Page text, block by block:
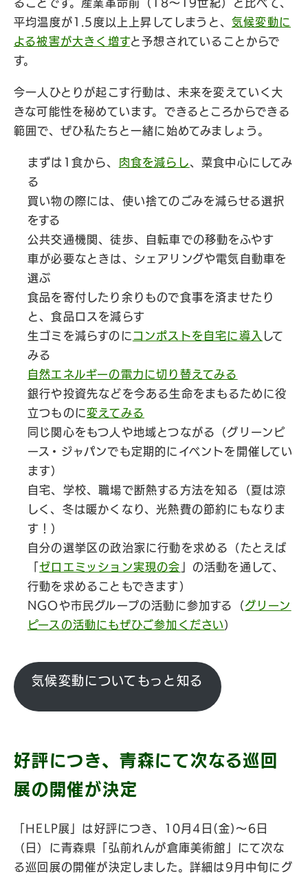
ることです。産業革命前（18〜19世紀）と比べて、
平均温度が1.5度以上上昇してしまうと、 気候変動に
よる被害が大きく増すと予想されていることからで
す。
今一人ひとりが起こす行動は、未来を変えていく大
きな可能性を秘めています。できるところからできる
範囲で、ぜひ私たちと一緒に始めてみましょう。
まずは1食から、 肉食を減らし、菜食中心にしてみ
る
買い物の際には、使い捨てのごみを減らせる選択
をする
公共交通機関、徒歩、自転車での移動をふやす
車が必要なときは、シェアリングや電気自動車を
選ぶ
食品を寄付したり余りもので食事を済ませたり
と、食品ロスを減らす
生ゴミを減らすのに コンポストを自宅に導入 して
みる
自然エネルギーの電力に切り替えてみる
銀行や投資先などを今ある生命をまもるために役
立つものに変えてみる
同じ関心をもつ人や地域とつながる（グリーンピ
ース・ジャパンでも定期的にイベントを開催してい
ます）
自宅、学校、職場で断熱する方法を知る（夏は涼
しく、冬は暖かくなり、光熱費の節約にもなりま
す！）
自分の選挙区の政治家に行動を求める（たとえば
「ゼロエミッション実現の会
」の活動を通して、
行動を求めることもできます）
NGOや市民グループの活動に参加する（グリーン
ピースの活動にもぜひご参加ください）
気候変動についてもっと知る
好評につき、青森にて次なる巡回
展の開催が決定
「HELP展」は好評につき、10月4日(金)〜6日
（日）に青森県「弘前れんが倉庫美術館」にて次な
る巡回展の開催が決定しました。詳細は9月中旬にグ